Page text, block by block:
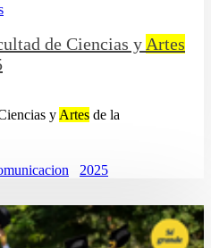
de Ciencias y Artes
y Artes de la
2025